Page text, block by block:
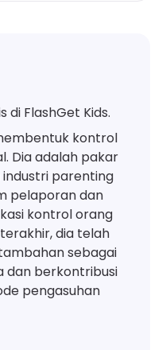
di FlashGet Kids.
kontrol
Dia adalah pakar
parenting
pelaporan dan
kontrol orang
dia telah
sebagai
dan berkontribusi
pengasuhan